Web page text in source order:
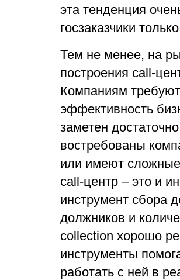
эта тенденция
госзаказчики
Тем не менее, на
построения call-
Компаниям
эффективность
заметен
востребованы
или имеют
call-центр – это и
инструмент сбора
должников и
collection хорошо
инструменты
работать с ней в